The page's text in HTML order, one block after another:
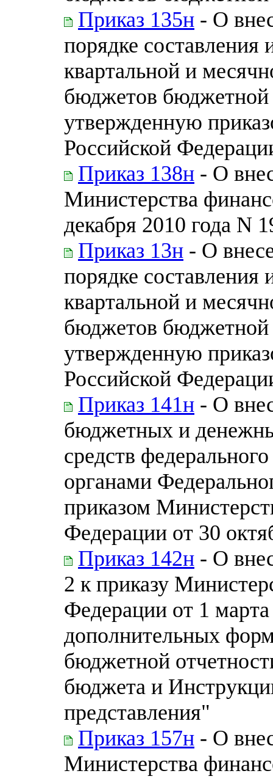
Приказ 135н - О
порядке составления
квартальной и
бюджетов бюджетной
утвержденную
Российской
Приказ 138н - О
Министерства
декабря 2010 года N
Приказ 13н - О
порядке составления
квартальной и
бюджетов бюджетной
утвержденную
Российской
Приказ 141н - О
бюджетных и
средств
органами
приказом
Федерации от 30
Приказ 142н - О
2 к приказу
Федерации от 1
дополнительных
бюджетной
бюджета и
представления"
Приказ 157н - О
Министерства